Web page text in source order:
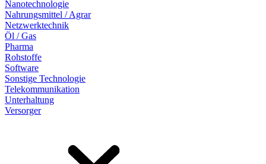
Nanotechnologie
Nahrungsmittel / Agrar
Netzwerktechnik
Öl / Gas
Pharma
Rohstoffe
Software
Sonstige Technologie
Telekommunikation
Unterhaltung
Versorger